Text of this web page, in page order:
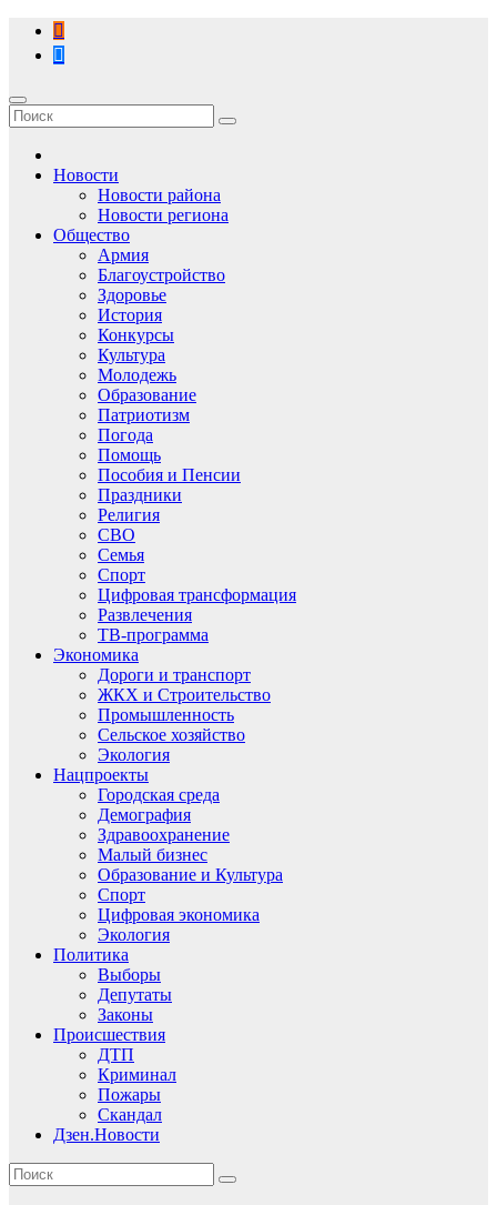
Перейти
содержимому
Новости
Новости района
Новости региона
Общество
Армия
Благоустройство
Здоровье
История
Конкурсы
Культура
Молодежь
Образование
Патриотизм
Погода
Помощь
Пособия и Пенсии
Праздники
Религия
СВО
Семья
Спорт
Цифровая трансформация
Развлечения
ТВ-программа
Экономика
Дороги и транспорт
ЖКХ и Строительство
Промышленность
Сельское хозяйство
Экология
Нацпроекты
Городская среда
Демография
Здравоохранение
Малый бизнес
Образование и Культура
Спорт
Цифровая экономика
Экология
Политика
Выборы
Депутаты
Законы
Происшествия
ДТП
Криминал
Пожары
Скандал
Дзен.Новости